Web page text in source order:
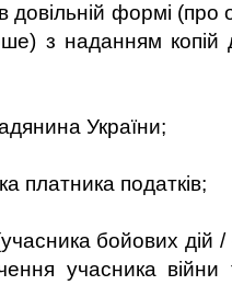
довільній формі
з наданням копій
України;
платника податків;
бойових дій /
учасника війни